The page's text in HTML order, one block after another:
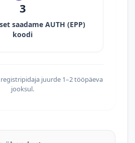
3
saadame AUTH (EPP)
koodi
juurde 1–2 tööpäeva
jooksul.